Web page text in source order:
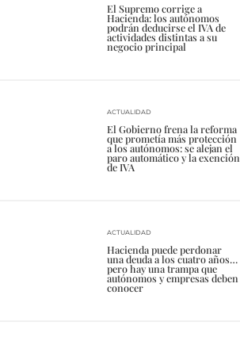
El Supremo corrige a
Hacienda: los autónomos
podrán deducirse el IVA de
actividades distintas a su
negocio principal
El Gobierno frena la reforma
que prometía más protección
a los autónomos: se alejan el
paro automático y la exención
de IVA
ACTUALIDAD
Hacienda puede perdonar
una deuda a los cuatro años…
pero hay una trampa que
autónomos y empresas deben
conocer
ACTUALIDAD